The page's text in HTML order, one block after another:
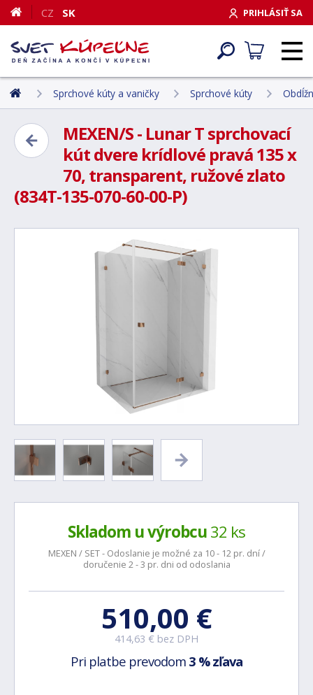
PRIHLÁSIŤ SA
CZ SK
Sprchové kúty a vaničky Sprchové kúty
MEXEN/S - Lunar T sprchovací
kút dvere krídlové pravá 135 x
70, transparent, ružové zlato
(834T-135-070-60-00-P)
Skladom u výrobcu32 ks
MEXEN / SET - Odoslanie je možné za 10 - 12 pr. dní /
doručenie 2 - 3 pr. dni od odoslania
510,00 €
414,63 € bez DPH
Pri platbe prevodom 3 % zľava